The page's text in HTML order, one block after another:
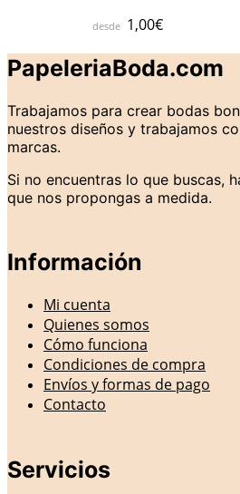
1,00€
PapeleriaBoda.com
Trabajamos para crear bodas
nuestros diseños y trabajamos
marcas.
Si no encuentras lo que buscas,
que nos propongas a medida.
Información
Mi cuenta
Quienes somos
Cómo funciona
Condiciones de compra
Envíos y formas de pago
Contacto
Servicios